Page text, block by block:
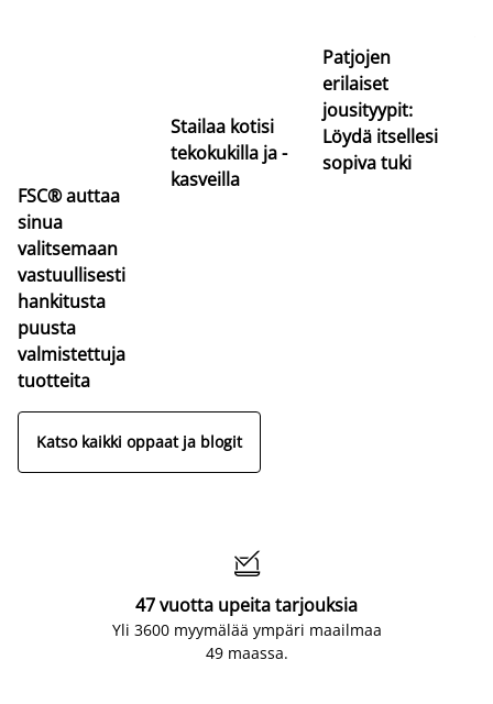
FSC® auttaa
sinua
valitsemaan
vastuullisesti
hankitusta
puusta
valmistettuja
tuotteita
Stailaa kotisi
tekokukilla ja -
kasveilla
Patjojen
erilaiset
jousityypit:
Löydä itsellesi
sopiva tuki
Katso kaikki oppaat ja blogit

47 vuotta upeita tarjouksia
Yli 3600 myymälää ympäri maailmaa
49 maassa.